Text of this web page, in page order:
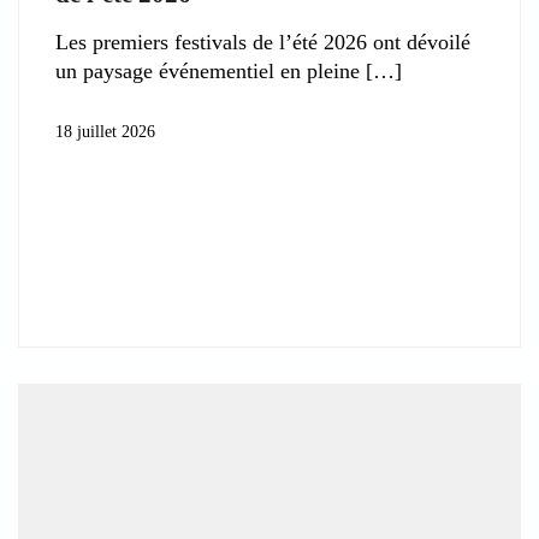
Les premiers festivals de l’été 2026 ont dévoilé
un paysage événementiel en pleine
18 juillet 2026